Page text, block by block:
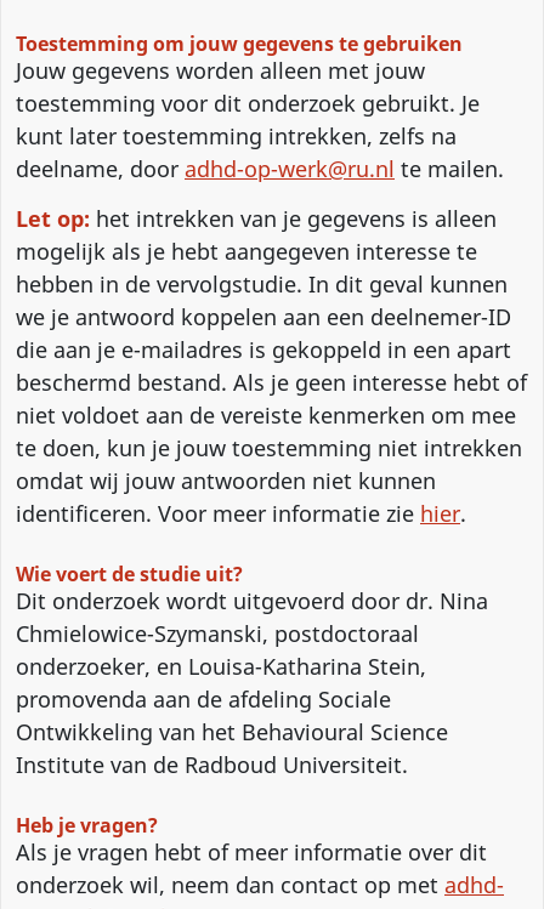
Toestemming om jouw gegevens te gebruiken
Jouw gegevens worden alleen met jouw
toestemming voor dit onderzoek gebruikt. Je
kunt later toestemming intrekken, zelfs na
deelname, door adhd-op-werk@ru.nl te mailen.
Let op: het intrekken van je gegevens is alleen
mogelijk als je hebt aangegeven interesse te
hebben in de vervolgstudie. In dit geval kunnen
we je antwoord koppelen aan een deelnemer-ID
die aan je e-mailadres is gekoppeld in een apart
beschermd bestand. Als je geen interesse hebt of
niet voldoet aan de vereiste kenmerken om mee
te doen, kun je jouw toestemming niet intrekken
omdat wij jouw antwoorden niet kunnen
identificeren. Voor meer informatie zie hier.
Wie voert de studie uit?
Dit onderzoek wordt uitgevoerd door dr. Nina
Chmielowice-Szymanski, postdoctoraal
onderzoeker, en Louisa-Katharina Stein,
promovenda aan de afdeling Sociale
Ontwikkeling van het Behavioural Science
Institute van de Radboud Universiteit.
Heb je vragen?
Als je vragen hebt of meer informatie over dit
onderzoek wil, neem dan contact op met adhd-